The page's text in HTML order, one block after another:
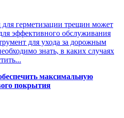
герметизации трещин может
эффективного обслуживания
для ухода за дорожным
знать, в каких случаях
максимальную
покрытия